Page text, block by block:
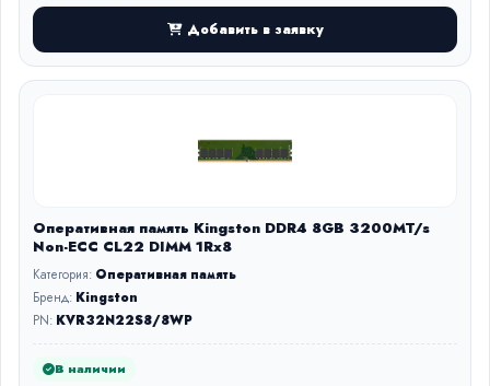
Добавить в заявку
Оперативная память Kingston DDR4 8GB 3200MT/s
Non-ECC CL22 DIMM 1Rx8
Категория: Оперативная память
Бренд: Kingston
PN: KVR32N22S8/8WP
В наличии